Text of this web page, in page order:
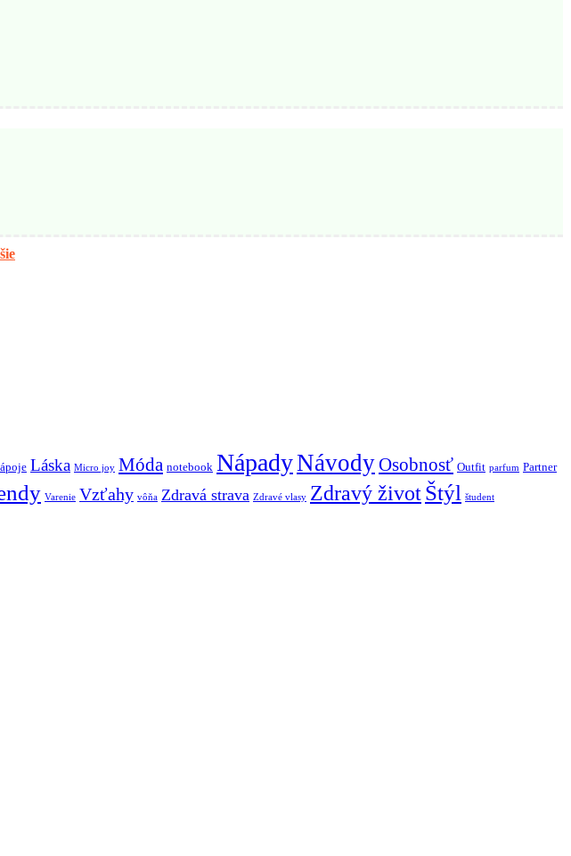
Láska Micro joy Móda notebook NápadyNávodyOsobnosť Outfit parfum Partner
Varenie Vzťahy vôňa Zdravá strava Zdravé vlasy Zdravý životŠtýl študent